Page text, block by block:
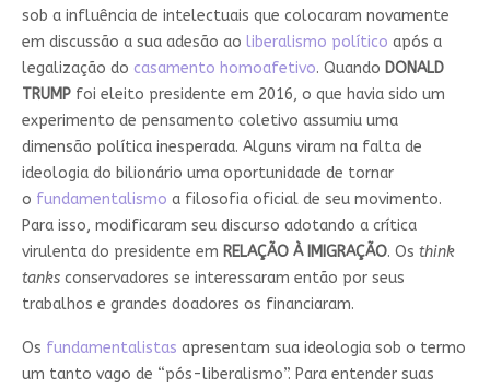
sob a influência de intelectuais que colocaram novamente
em discussão a sua adesão ao liberalismo político após a
legalização do casamento homoafetivo. Quando DONALD
TRUMPfoi eleito presidente em 2016, o que havia sido um
experimento de pensamento coletivo assumiu uma
dimensão política inesperada. Alguns viram na falta de
ideologia do bilionário uma oportunidade de tornar
o fundamentalismo a filosofia oficial de seu movimento.
Para isso, modificaram seu discurso adotando a crítica
virulenta do presidente em RELAÇÃO À IMIGRAÇÃO. Os think
tanksconservadores se interessaram então por seus
trabalhos e grandes doadores os financiaram.
Os fundamentalistas apresentam sua ideologia sob o termo
um tanto vago de “pós-liberalismo”. Para entender suas